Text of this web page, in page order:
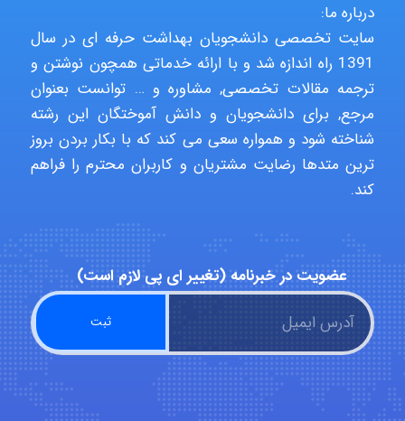
monakh
Rtk2099
ABOALFZAL ZAREI
nima5534
درباره ما:
سایت تخصصی دانشجویان بهداشت حرفه ای در سال
1391 راه اندازه شد و با ارائه خدماتی همچون نوشتن و
ترجمه مقالات تخصصی, مشاوره و … توانست بعنوان
مرجع, برای دانشجویان و دانش آموختگان این رشته
شناخته شود و همواره سعی می کند که با بکار بردن بروز
ترین متدها رضایت مشتریان و کاربران محترم را فراهم
کند.
عضویت در خبرنامه (تغییر ای پی لازم است)